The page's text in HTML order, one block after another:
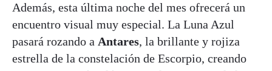
Además, esta última noche del mes ofrecerá un
encuentro visual muy especial. La Luna Azul
pasará rozando a Antares, la brillante y rojiza
estrella de la constelación de Escorpio, creando